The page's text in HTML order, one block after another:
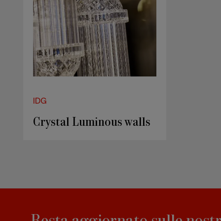
IDG
Crystal Luminous walls